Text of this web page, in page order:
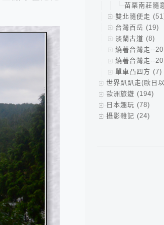
苗栗南莊隨
雙北隨便走
台灣百岳 (19)
淡蘭古道 (8)
繞著台灣走--
繞著台灣走--
單車凸四方 (7)
世界趴趴走(歐日
歐洲旅遊 (194)
日本趣玩 (78)
攝影雜記 (24)